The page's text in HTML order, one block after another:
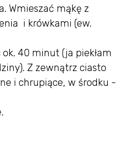
Wmieszać mąkę z
i krówkami (ew.
40 minut (ja piekłam
Z zewnątrz ciasto
i chrupiące, w środku -